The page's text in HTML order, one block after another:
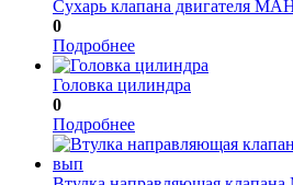
Сухарь клапана двигателя
0
Подробнее
Головка цилиндра
0
Подробнее